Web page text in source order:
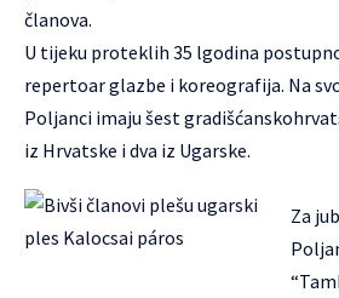
članova.
U tijeku proteklih 35 lgodina
repertoar glazbe i koreografija. Na
Poljanci imaju šest
iz Hrvatske i dva iz Ugarske.
Za